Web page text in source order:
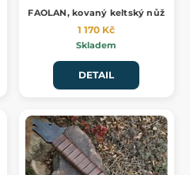
FAOLAN, kovaný keltský nůž
1 170 Kč
Skladem
DETAIL